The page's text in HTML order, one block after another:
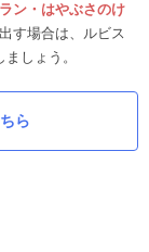
ン・はやぶさのけ
す場合は、ルビス
しょう。
ら